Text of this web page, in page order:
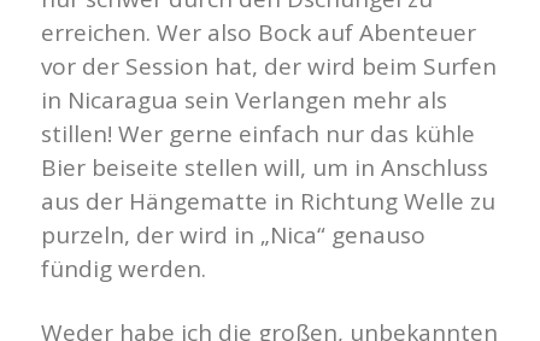
erreichen. Wer also Bock auf Abenteuer
vor der Session hat, der wird beim Surfen
in Nicaragua sein Verlangen mehr als
stillen! Wer gerne einfach nur das kühle
Bier beiseite stellen will, um in Anschluss
aus der Hängematte in Richtung Welle zu
purzeln, der wird in „Nica“ genauso
fündig werden.
Weder habe ich die großen, unbekannten